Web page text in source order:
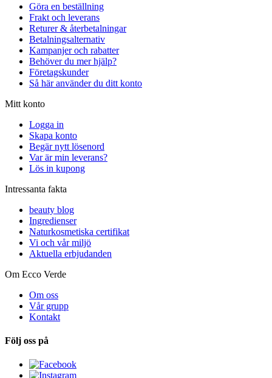
Göra en beställning
Frakt och leverans
Returer & återbetalningar
Betalningsalternativ
Kampanjer och rabatter
Behöver du mer hjälp?
Företagskunder
Så här använder du ditt konto
Mitt konto
Logga in
Skapa konto
Begär nytt lösenord
Var är min leverans?
Lös in kupong
Intressanta fakta
beauty blog
Ingredienser
Naturkosmetiska certifikat
Vi och vår miljö
Aktuella erbjudanden
Om Ecco Verde
Om oss
Vår grupp
Kontakt
Följ oss på